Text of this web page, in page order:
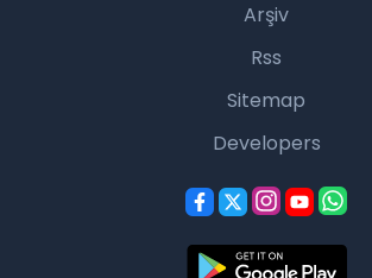
Arşiv
Rss
Sitemap
Developers